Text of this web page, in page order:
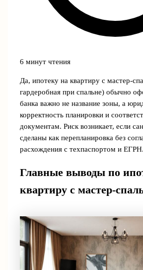
6 минут чтения
Да, ипотеку на квартиру с мастер-
гардеробная при спальне) обычно
банка важно не название зоны, а
корректность планировки и
документам. Риск возникает, если
сделаны как перепланировка без
расхождения с техпаспортом и ЕГРН.
Главные выводы по
квартиру с мастер-